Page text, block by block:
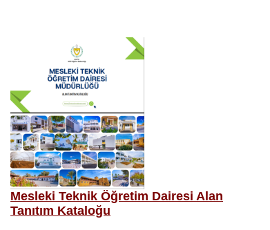
Mesleki Teknik Öğretim Dairesi Alan
Tanıtım Kataloğu